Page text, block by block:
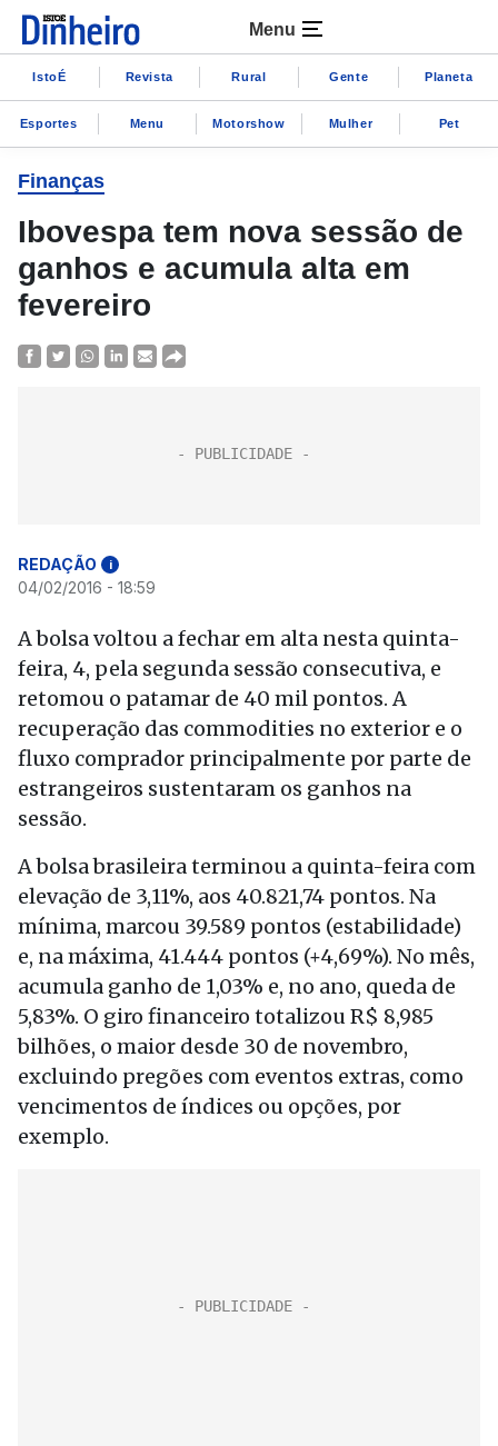
Menu
IstoÉ Revista Rural Gente Planeta
Esportes Menu Motorshow Mulher Pet
Finanças
Ibovespa tem nova sessão de
ganhos e acumula alta em
fevereiro
REDAÇÃO i
04/02/2016 - 18:59
A bolsa voltou a fechar em alta nesta quinta-
feira, 4, pela segunda sessão consecutiva, e
retomou o patamar de 40 mil pontos. A
recuperação das commodities no exterior e o
fluxo comprador principalmente por parte de
estrangeiros sustentaram os ganhos na
sessão.
A bolsa brasileira terminou a quinta-feira com
elevação de 3,11%, aos 40.821,74 pontos. Na
mínima, marcou 39.589 pontos (estabilidade)
e, na máxima, 41.444 pontos (+4,69%). No mês,
acumula ganho de 1,03% e, no ano, queda de
5,83%. O giro financeiro totalizou R$ 8,985
bilhões, o maior desde 30 de novembro,
excluindo pregões com eventos extras, como
vencimentos de índices ou opções, por
exemplo.